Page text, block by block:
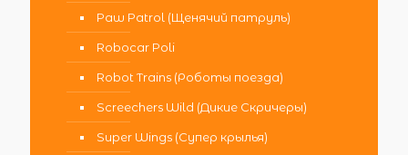
Paw Patrol (Щенячий патруль)
Robocar Poli
Robot Trains (Роботы поезда)
Screechers Wild (Дикие Скричеры)
Super Wings (Супер крылья)